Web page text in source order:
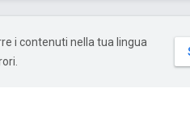
i contenuti nella tua lingua